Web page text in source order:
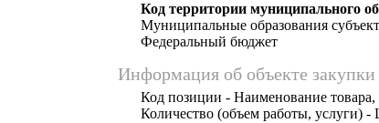
Код территории муниципального
Муниципальные образования
Федеральный бюджет
Информация об объекте закупки
Код позиции - Наименование
Количество (объем работы, услуги) -